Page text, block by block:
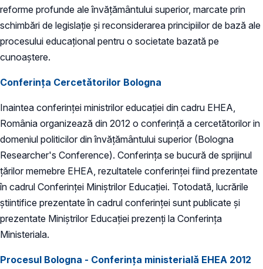
reforme profunde ale învăţământului superior, marcate prin
schimbări de legislaţie şi reconsiderarea principiilor de bază ale
procesului educaţional pentru o societate bazată pe
cunoaştere.
Conferința Cercetătorilor Bologna
Inaintea conferinței ministrilor educației din cadru EHEA,
România organizează din 2012 o conferință a cercetătorilor in
domeniul politicilor din învățământului superior (Bologna
Researcher's Conference). Conferința se bucură de sprijinul
țărilor memebre EHEA, rezultatele conferinței fiind prezentate
în cadrul Conferinței Miniștrilor Educației. Totodată, lucrările
știintifice prezentate în cadrul conferinței sunt publicate și
prezentate Miniștrilor Educației prezenți la Conferința
Ministeriala.
Procesul Bologna - Conferința ministerială EHEA 2012